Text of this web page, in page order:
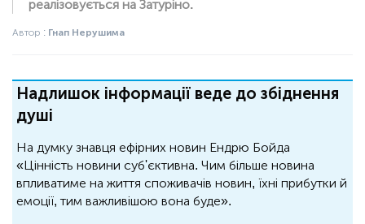
реалізовується на Затуріно.
Автор : Гнап Нерушима
Надлишок інформації веде до збіднення
душі
На думку знавця ефірних новин Ендрю Бойда
«Цінність новини суб'єктивна. Чим більше новина
впливатиме на життя споживачів новин, їхні прибутки й
емоції, тим важливішою вона буде».